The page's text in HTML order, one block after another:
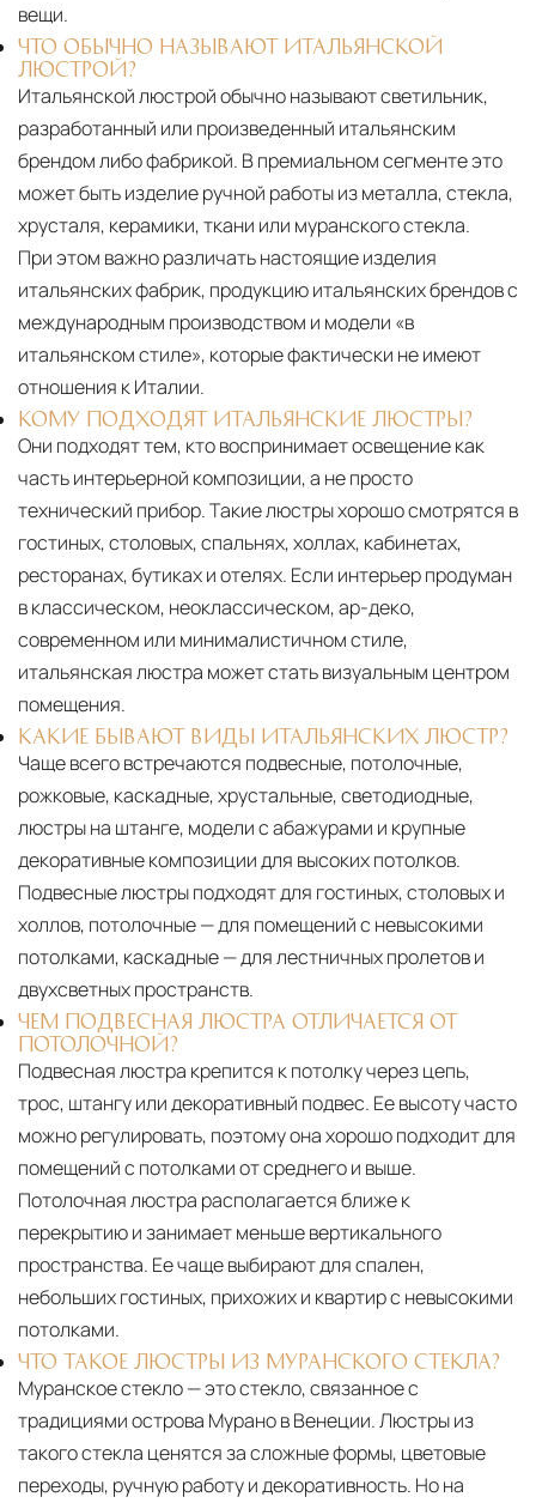
вещи.
ЧТО ОБЫЧНО НАЗЫВАЮТ ИТАЛЬЯНСКОЙ
ЛЮСТРОЙ?
Итальянской люстрой обычно называют светильник,
разработанный или произведенный итальянским
брендом либо фабрикой. В премиальном сегменте это
может быть изделие ручной работы из металла, стекла,
хрусталя, керамики, ткани или муранского стекла.
При этом важно различать настоящие изделия
итальянских фабрик, продукцию итальянских брендов с
международным производством и модели «в
итальянском стиле», которые фактически не имеют
отношения к Италии.
КОМУ ПОДХОДЯТ ИТАЛЬЯНСКИЕ ЛЮСТРЫ?
Они подходят тем, кто воспринимает освещение как
часть интерьерной композиции, а не просто
технический прибор. Такие люстры хорошо смотрятся в
гостиных, столовых, спальнях, холлах, кабинетах,
ресторанах, бутиках и отелях. Если интерьер продуман
в классическом, неоклассическом, ар-деко,
современном или минималистичном стиле,
итальянская люстра может стать визуальным центром
помещения.
КАКИЕ БЫВАЮТ ВИДЫ ИТАЛЬЯНСКИХ ЛЮСТР?
Чаще всего встречаются подвесные, потолочные,
рожковые, каскадные, хрустальные, светодиодные,
люстры на штанге, модели с абажурами и крупные
декоративные композиции для высоких потолков.
Подвесные люстры подходят для гостиных, столовых и
холлов, потолочные — для помещений с невысокими
потолками, каскадные — для лестничных пролетов и
двухсветных пространств.
ЧЕМ ПОДВЕСНАЯ ЛЮСТРА ОТЛИЧАЕТСЯ ОТ
ПОТОЛОЧНОЙ?
Подвесная люстра крепится к потолку через цепь,
трос, штангу или декоративный подвес. Ее высоту часто
можно регулировать, поэтому она хорошо подходит для
помещений с потолками от среднего и выше.
Потолочная люстра располагается ближе к
перекрытию и занимает меньше вертикального
пространства. Ее чаще выбирают для спален,
небольших гостиных, прихожих и квартир с невысокими
потолками.
ЧТО ТАКОЕ ЛЮСТРЫ ИЗ МУРАНСКОГО СТЕКЛА?
Муранское стекло — это стекло, связанное с
традициями острова Мурано в Венеции. Люстры из
такого стекла ценятся за сложные формы, цветовые
переходы, ручную работу и декоративность. Но на